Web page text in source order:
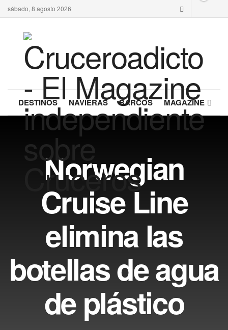
sábado, 8 agosto 2026
DESTINOS NAVIERAS BARCOS MAGAZINE
Norwegian
Cruise Line
elimina las
botellas de agua
de plástico